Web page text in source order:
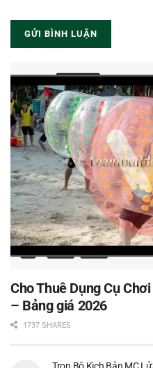
Cho Thuê Dụng Cụ
– Bảng giá 2026
1737 SHARES
Trọn Bộ Kịch Bản MC